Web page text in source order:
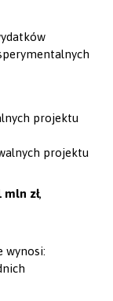
projektu
projektu
mln zł,
wynosi: